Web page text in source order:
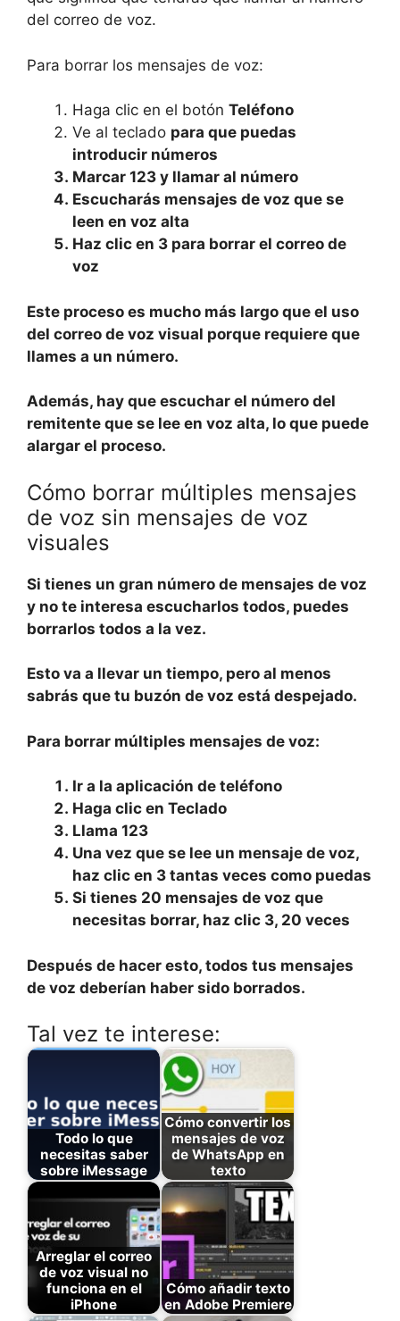
del correo de voz.
Para borrar los mensajes de voz:
Haga clic en el botón Teléfono
Ve al teclado para que puedas
introducir números
Marcar 123 y llamar al número
Escucharás mensajes de voz que se
leen en voz alta
Haz clic en 3 para borrar el correo de
voz
Este proceso es mucho más largo que el uso
del correo de voz visual porque requiere que
llames a un número.
Además, hay que escuchar el número del
remitente que se lee en voz alta, lo que puede
alargar el proceso.
Cómo borrar múltiples mensajes
de voz sin mensajes de voz
visuales
Si tienes un gran número de mensajes de voz
y no te interesa escucharlos todos, puedes
borrarlos todos a la vez.
Esto va a llevar un tiempo, pero al menos
sabrás que tu buzón de voz está despejado.
Para borrar múltiples mensajes de voz:
Ir a la aplicación de teléfono
Haga clic en Teclado
Llama 123
Una vez que se lee un mensaje de voz,
haz clic en 3 tantas veces como puedas
Si tienes 20 mensajes de voz que
necesitas borrar, haz clic 3, 20 veces
Después de hacer esto, todos tus mensajes
de voz deberían haber sido borrados.
Tal vez te interese:
Todo lo que
necesitas saber
sobre iMessage
Cómo convertir los
mensajes de voz
de WhatsApp en
texto
Arreglar el correo
de voz visual no
funciona en el
iPhone
Cómo añadir texto
en Adobe Premiere